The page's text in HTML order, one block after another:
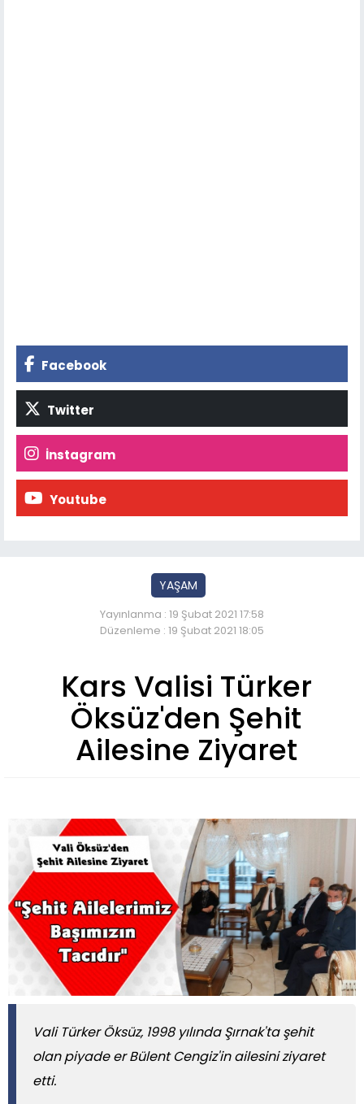
Facebook
Twitter
İnstagram
Youtube
YAŞAM
Yayınlanma : 19 Şubat 2021 17:58
Düzenleme : 19 Şubat 2021 18:05
Kars Valisi Türker
Öksüz'den Şehit
Ailesine Ziyaret
Vali Türker Öksüz, 1998 yılında Şırnak'ta şehit
olan piyade er Bülent Cengiz'in ailesini ziyaret
etti.